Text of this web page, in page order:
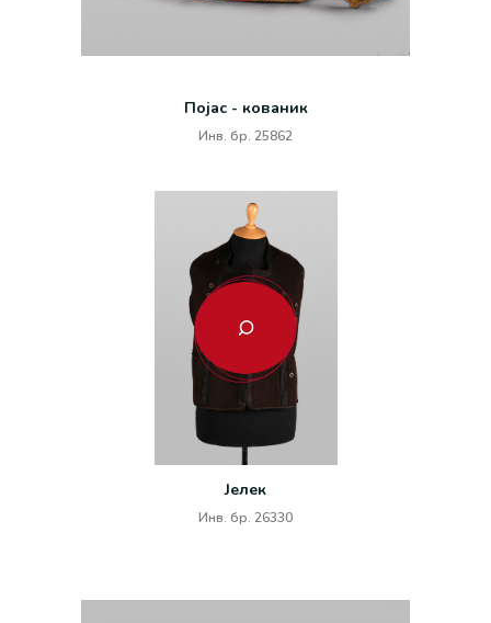
Појас - кованик
Инв. бр. 25862
Јелек
Инв. бр. 26330